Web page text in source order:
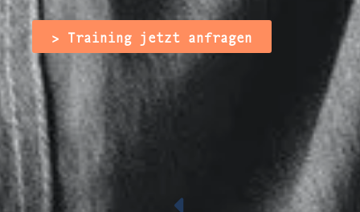
> Training jetzt anfragen